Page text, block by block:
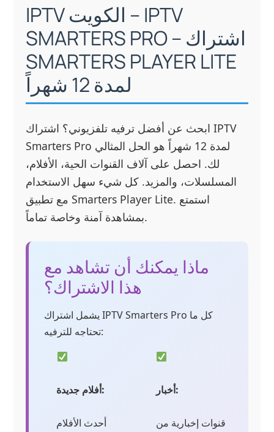
IPTV الكويت – IPTV
SMARTERS PRO – اشتراك
SMARTERS PLAYER LITE
لمدة 12 شهراً
ابحث عن أفضل ترفيه تلفزيوني؟ اشتراك IPTV
Smarters Pro لمدة 12 شهراً هو الحل المثالي
لك. احصل على آلاف القنوات الحية، الأفلام،
المسلسلات، والمزيد. كل شيء سهل الاستخدام
مع تطبيق Smarters Player Lite. استمتع
بمشاهدة آمنة وخاصة تماماً.
ماذا يمكنك أن تشاهد مع
هذا الاشتراك؟
يشمل اشتراك IPTV Smarters Pro كل ما
تحتاجه للترفيه:
أفلام جديدة:
أحدث الأفلام
أخبار:
قنوات إخبارية من